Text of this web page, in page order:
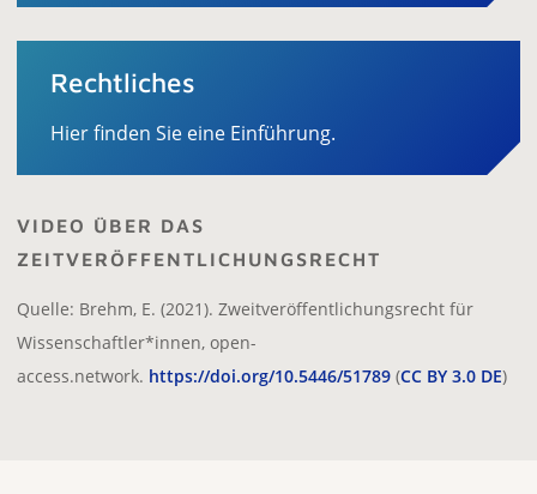
Rechtliches
Hier finden Sie eine Einführung.
VIDEO ÜBER DAS
ZEITVERÖFFENTLICHUNGSRECHT
Quelle: Brehm, E. (2021). Zweitveröffentlichungsrecht für
Wissenschaftler*innen, open-
access.network. https://doi.org/10.5446/51789 (CC BY 3.0 DE)